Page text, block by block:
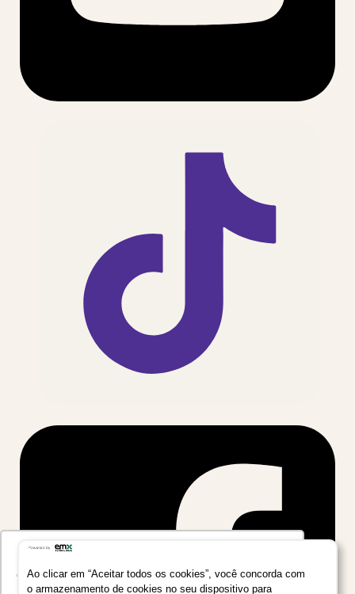
Utilizamos seus dados para oferecer uma
experiência mais relevante ao analisar e
Ao clicar em “Aceitar todos os cookies”, você concorda com
o armazenamento de cookies no seu dispositivo para